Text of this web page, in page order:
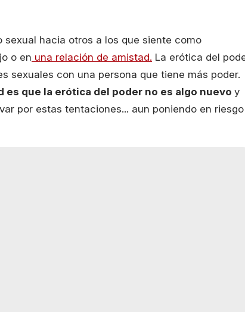
hacia otros a los que siente como
o en una relación de amistad. La erótica del
sexuales con una persona que tiene más poder.
es que la erótica del poder no es algo nuevo y
por estas tentaciones... aun poniendo en riesgo